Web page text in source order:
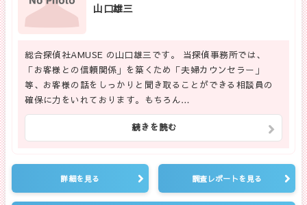
山口雄三
総合探偵社AMUSE の山口雄三です。 当探偵事務所では、
「お客様との信頼関係」を築くため「夫婦カウンセラー」
等、お客様の話をしっかりと聞き取ることができる相談員の
確保に力をいれております。もちろん…
続きを読む
詳細を見る 調査レポートを見る